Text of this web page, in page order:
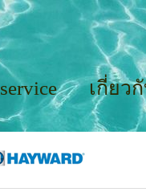
service เกี่ยว